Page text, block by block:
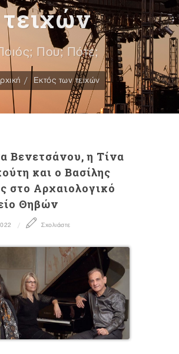
τειχών
Που; Πότε;
Εκτός των τειχών
Βενετσάνου, η Τίνα
και ο Βασίλης
στο Αρχαιολογικό
Θηβών
Σχολιάστε